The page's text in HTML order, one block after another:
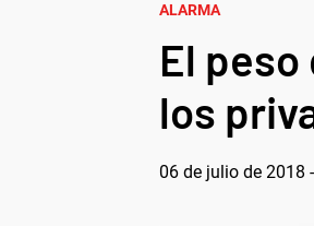
ALARMA
El
los
06 de julio de 2018